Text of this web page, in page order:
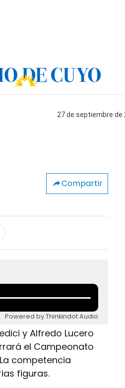
27 de septiembre de
Compartir
Powered by Thinkindot Audio
y Alfredo Lucero
el Campeonato
competencia
figuras.